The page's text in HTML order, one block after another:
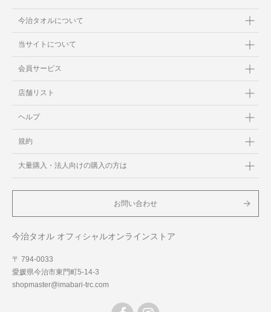
今治タオルについて
当サイトについて
会員サービス
店舗リスト
ヘルプ
規約
大量購入・法人向けの購入の方は
お問い合わせ
今治タオル オフィシャルオンラインストア
〒 794-0033
愛媛県今治市東門町5-14-3
shopmaster@imabari-trc.com